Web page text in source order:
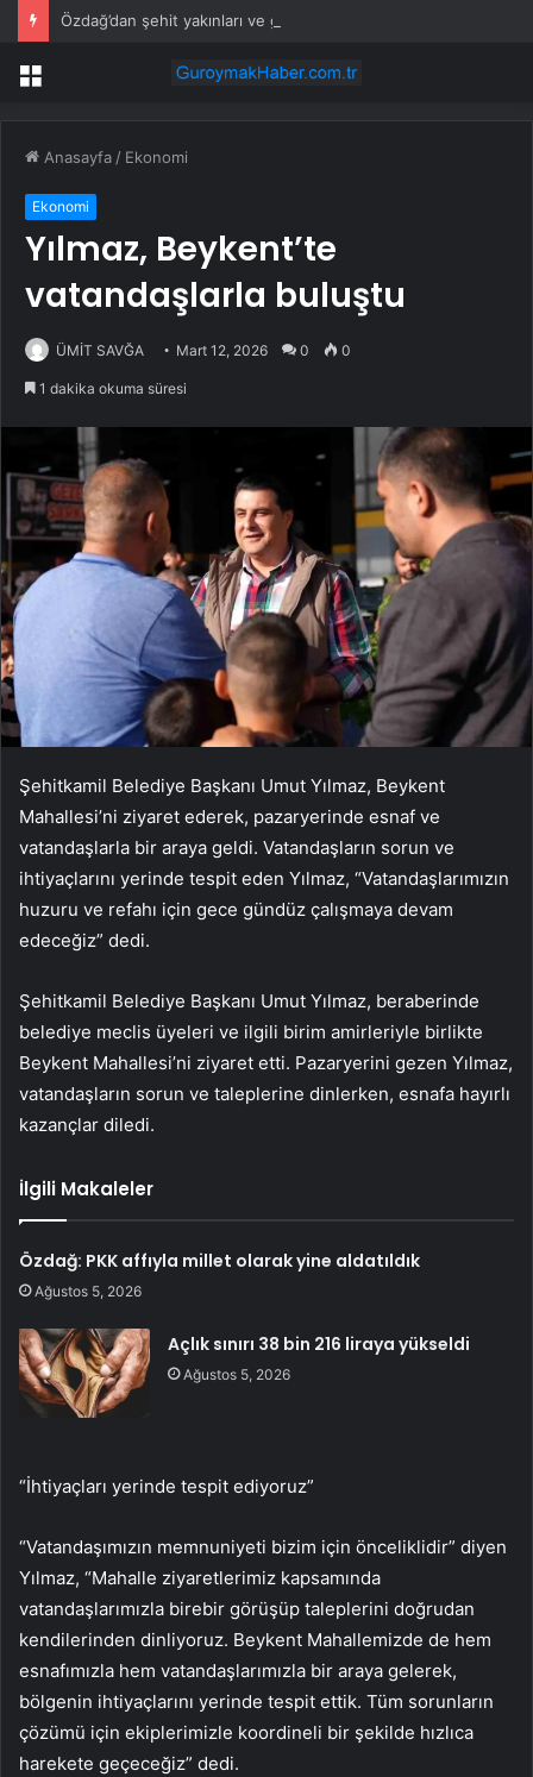
Menü
Anasayfa / Ekonomi
Ekonomi
Yılmaz, Beykent’te
vatandaşlarla buluştu
ÜMİT SAVĞA Mart 12, 2026 0 0
1 dakika okuma süresi
Şehitkamil Belediye Başkanı Umut Yılmaz, Beykent
Mahallesi’ni ziyaret ederek, pazaryerinde esnaf ve
vatandaşlarla bir araya geldi. Vatandaşların sorun ve
ihtiyaçlarını yerinde tespit eden Yılmaz, “Vatandaşlarımızın
huzuru ve refahı için gece gündüz çalışmaya devam
edeceğiz” dedi.
Şehitkamil Belediye Başkanı Umut Yılmaz, beraberinde
belediye meclis üyeleri ve ilgili birim amirleriyle birlikte
Beykent Mahallesi’ni ziyaret etti. Pazaryerini gezen Yılmaz,
vatandaşların sorun ve taleplerine dinlerken, esnafa hayırlı
kazançlar diledi.
İlgili Makaleler
Özdağ: PKK affıyla millet olarak yine aldatıldık
Ağustos 5, 2026
Açlık sınırı 38 bin 216 liraya yükseldi
Ağustos 5, 2026
“İhtiyaçları yerinde tespit ediyoruz”
“Vatandaşımızın memnuniyeti bizim için önceliklidir” diyen
Yılmaz, “Mahalle ziyaretlerimiz kapsamında
vatandaşlarımızla birebir görüşüp taleplerini doğrudan
kendilerinden dinliyoruz. Beykent Mahallemizde de hem
esnafımızla hem vatandaşlarımızla bir araya gelerek,
bölgenin ihtiyaçlarını yerinde tespit ettik. Tüm sorunların
çözümü için ekiplerimizle koordineli bir şekilde hızlıca
harekete geçeceğiz” dedi.